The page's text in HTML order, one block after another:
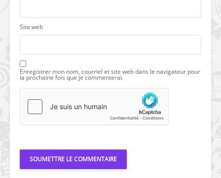
Site web
Enregistrer mon nom, courriel et site web dans le navigateur pour
la prochaine fois que je commenterai.